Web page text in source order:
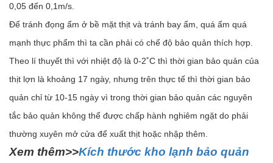
0,05 đến 0,1m/s.
Để tránh đọng ẩm ở bề mặt thịt và tránh bay ẩm, quá ẩm quá
mạnh thực phẩm thì ta cần phải có chế độ bảo quản thích hợp.
Theo lí thuyết thì với nhiệt độ là 0-2˚C thì thời gian bảo quản của
thịt lợn là khoảng 17 ngày, nhưng trên thực tế thì thời gian bảo
quản chỉ từ 10-15 ngày vì trong thời gian bảo quản các nguyên
tắc bảo quản không thể được chấp hành nghiêm ngặt do phải
thường xuyên mở cửa để xuất thịt hoặc nhập thêm.
Xem thêm>>Kích thước kho lạnh bảo quản